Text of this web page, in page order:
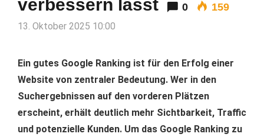
verbessern lässt
0 159
13. Oktober 2025 10:00
Ein gutes Google Ranking ist für den Erfolg einer
Website von zentraler Bedeutung. Wer in den
Suchergebnissen auf den vorderen Plätzen
erscheint, erhält deutlich mehr Sichtbarkeit, Traffic
und potenzielle Kunden. Um das Google Ranking zu